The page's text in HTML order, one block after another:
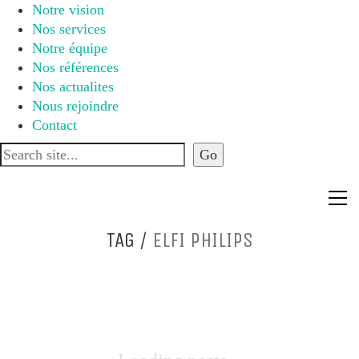
Notre vision
Nos services
Notre équipe
Nos références
Nos actualites
Nous rejoindre
Contact
TAG / ELFI PHILIPS